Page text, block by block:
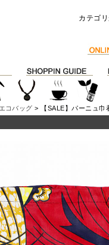
カテゴ
コバッグ > 【SALE】パーニュ